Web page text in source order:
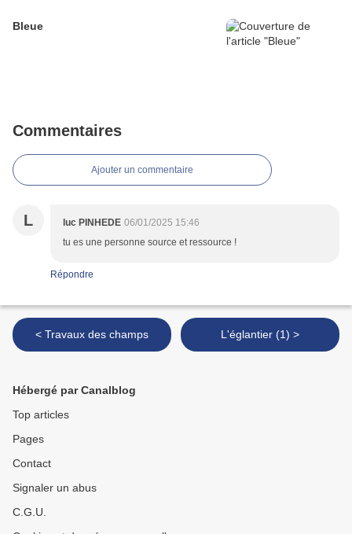
Bleue
Commentaires
Ajouter un commentaire
L luc PINHEDE 06/01/2025 15:46
tu es une personne source et ressource !
Répondre
< Travaux des champs L'églantier (1) >
Hébergé par Canalblog
Top articles
Pages
Contact
Signaler un abus
C.G.U.